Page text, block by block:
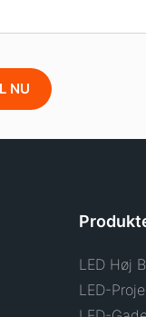
NU
LED Høj
LED-